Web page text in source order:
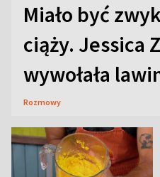
Miało być
ciąży. Jessica
wywołała
Rozmowy